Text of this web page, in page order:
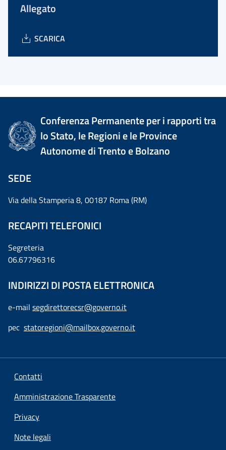
Allegato
SCARICA
Conferenza Permanente per i rapporti tra
lo Stato, le Regioni e le Province
Autonome di Trento e Bolzano
SEDE
Via della Stamperia 8, 00187 Roma (RM)
RECAPITI TELEFONICI
Segreteria
06.67796316
INDIRIZZI DI POSTA ELETTRONICA
e-mail segdirettorecsr@governo.it
pec statoregioni@mailbox.governo.it
Contatti
Amministrazione Trasparente
Privacy
Note legali